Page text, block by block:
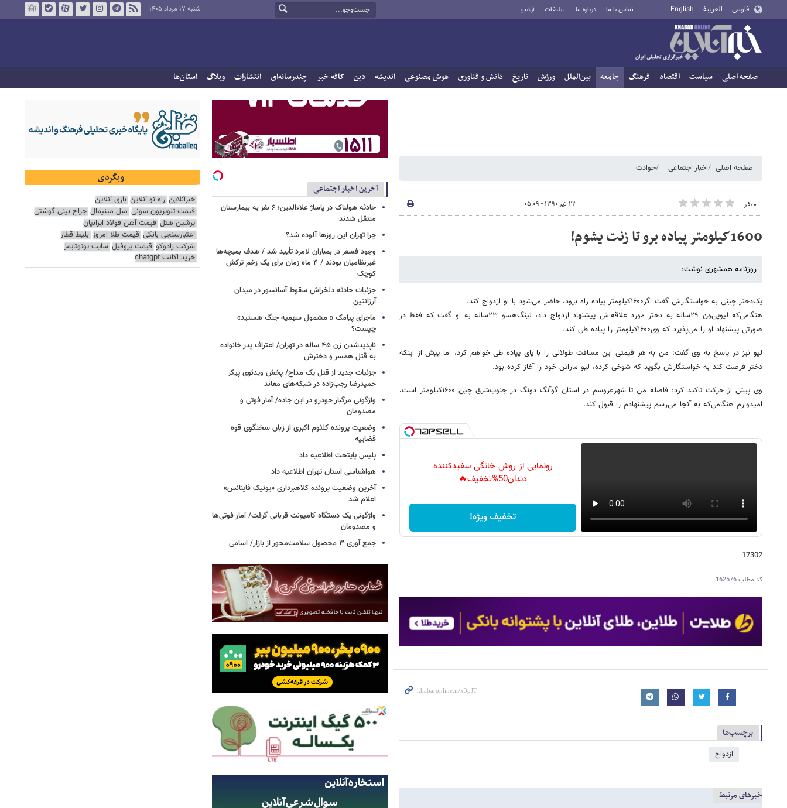
فارسی العربية English تماس با ما درباره ما تبلیغات آرشیو شنبه ۱۷ مرداد ۱۴۰۵
صفحه اصلی سیاست اقتصاد فرهنگ جامعه بین‌الملل ورزش تاریخ دانش و فناوری هوش مصنوعی اندیشه دین کافه خبر چندرسانه‌ای انتشارات وبلاگ استان‌ها
صفحه اصلی اخبار اجتماعی حوادث
۰ نفر ۲۳ تیر ۱۳۹۰ - ۰۵:۰۹
1600کیلومتر پیاده برو تا زنت یشوم!
روزنامه همشهری نوشت:
یک‌دختر چینی به خواستگارش گفت اگر‌۱۶۰۰کیلومتر پیاده راه برود، حاضر می‌شود با او ازدواج کند.
هنگامی‌که لیو‌پی‌ون ۲۹‌ساله به دختر مورد علاقه‌اش پیشنهاد ازدواج داد، لینگ‌هسو ۲۳ساله به او گفت که فقط در
صورتی پیشنهاد او را می‌پذیرد که وی۱۶۰۰کیلومتر را پیاده طی کند.
لیو نیز در پاسخ به وی گفت: من به هر قیمتی این مسافت طولانی را با پای پیاده طی خواهم کرد، اما پیش از اینکه
دختر فرصت کند به خواستگارش بگوید که شوخی کرده، لیو ماراتن خود را ‌آغاز کرده بود.
وی پیش از حرکت تاکید کرد: فاصله من تا شهرعروسم در استان گوآنگ دونگ در جنوب‌شرق چین ۱۶۰۰‌کیلومتر است،
امیدوارم هنگامی‌که به آنجا می‌رسم پیشنهادم را قبول کند.
رونمایی از روش خانگی سفیدکننده
دندان50%تخفیف🔥
تخفیف ویژه!
17302
کد مطلب162576
برچسب‌ها
ازدواج
خبرهای مرتبط
آخرین اخبار اجتماعی
حادثه هولناک در پاساژ علاءالدین؛ ۶ نفر به بیمارستان
منتقل شدند
چرا تهران این روزها آلوده شد؟
وجود فسفر در بمباران لامرد تأیید شد / هدف بمبچه‌ها
غیرنظامیان بودند / ۴ ماه زمان برای یک زخم ترکش
کوچک
جزئیات حادثه دلخراش سقوط آسانسور در میدان
آرژانتین
ماجرای پیامک « مشمول سهمیه جنگ هستید»
چیست؟
ناپدیدشدن زن ۴۵ ساله در تهران/ اعتراف پدر خانواده
به قتل همسر و دخترش
جزئیات جدید از قتل یک مداح/ پخش ویدئوی پیکر
حمیدرضا رجب‌زاده در شبکه‌های معاند
واژگونی مرگبار خودرو در این جاده/ آمار فوتی و
مصدومان
وضعیت پرونده کلثوم اکبری از زبان سخنگوی قوه
قضاییه
پلیس پایتخت اطلاعیه داد
هواشناسی استان تهران اطلاعیه داد
آخرین وضعیت پرونده کلاهبرداری «یونیک فاینانس»
اعلام شد
واژگونی یک دستگاه کامیونت قربانی گرفت/ آمار فوتی‌ها
و مصدومان
جمع آوری ۳ محصول سلامت‌محور از بازار/ اسامی
وبگردی
خبرآنلاین راه نو آنلاین بازی آنلاین
قیمت تلویزیون سونی مبل مینیمال جراح بینی گوشتی
پرشین هتل قیمت آهن فولاد ایرانیان
اعتبارسنجی بانکی قیمت طلا امروز بلیط قطار
شرکت رادوکو قیمت پروفیل سایت یوتوتایمز
خرید اکانت chatgpt